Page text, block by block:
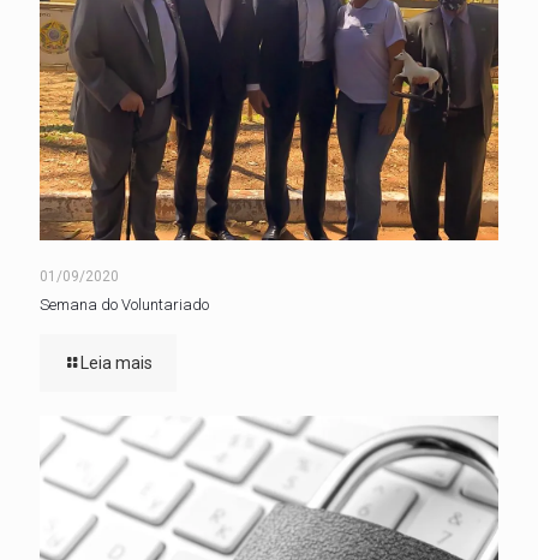
01/09/2020
Semana do Voluntariado
Leia mais